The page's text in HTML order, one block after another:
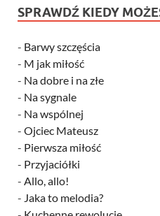
SPRAWDŹ KIEDY
- Barwy szczęścia
- M jak miłość
- Na dobre i na złe
- Na sygnale
- Na wspólnej
- Ojciec Mateusz
- Pierwsza miłość
- Przyjaciółki
- Allo, allo!
- Jaka to melodia?